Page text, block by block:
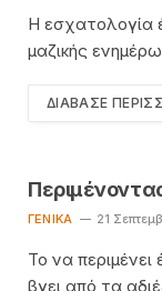
Η εσχατολογία
μαζικής
ΔΙΆΒΑΣΕ
ΓΕΝΙΚΆ 21
Το να
βγει από τα